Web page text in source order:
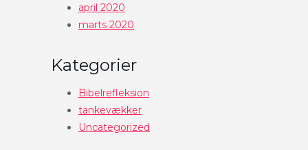
april 2020
marts 2020
Kategorier
Bibelrefleksion
tankevækker
Uncategorized